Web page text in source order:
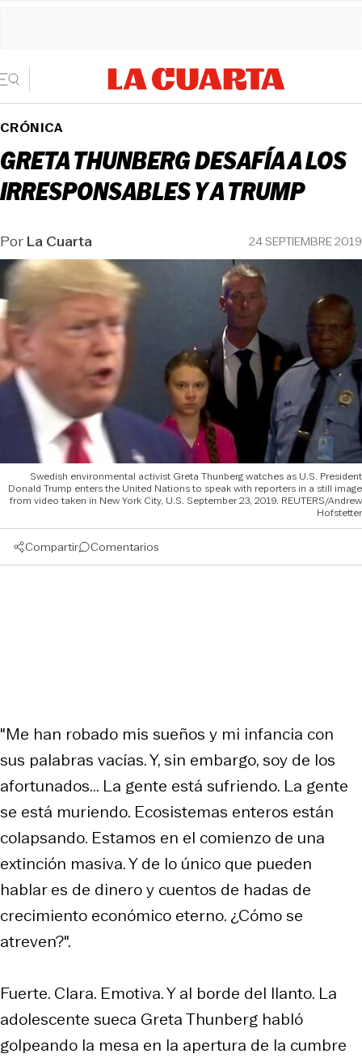
CRÓNICA
GRETA THUNBERG DESAFÍA A LOS
IRRESPONSABLES Y A TRUMP
PorLa Cuarta 24 SEPTIEMBRE 2019
Swedish environmental activist Greta Thunberg watches as U.S. President
Donald Trump enters the United Nations to speak with reporters in a still image
from video taken in New York City, U.S. September 23, 2019. REUTERS/Andrew
Hofstetter
Compartir Comentarios
"Me han robado mis sueños y mi infancia con
sus palabras vacías. Y, sin embargo, soy de los
afortunados... La gente está sufriendo. La gente
se está muriendo. Ecosistemas enteros están
colapsando. Estamos en el comienzo de una
extinción masiva. Y de lo único que pueden
hablar es de dinero y cuentos de hadas de
crecimiento económico eterno. ¿Cómo se
atreven?".
Fuerte. Clara. Emotiva. Y al borde del llanto. La
adolescente sueca Greta Thunberg habló
golpeando la mesa en la apertura de la cumbre